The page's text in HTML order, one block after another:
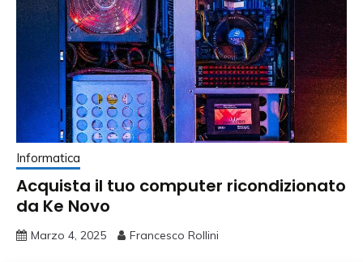
Informatica
Acquista il tuo computer ricondizionato
da Ke Novo
Marzo 4, 2025 Francesco Rollini